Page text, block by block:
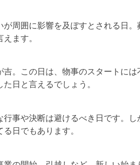
が周囲に影響を及ぼすとされる日
ます。
。この日は、物事のスタートに
日と言えるでしょう。
事や決断は避けるべき日です。
日でもあります。